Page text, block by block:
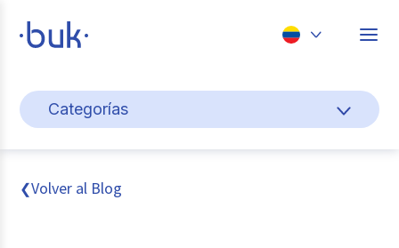
Perú
Categorías
Cultura y bienestar laboral
Gestión de personas
❮Volver al Blog